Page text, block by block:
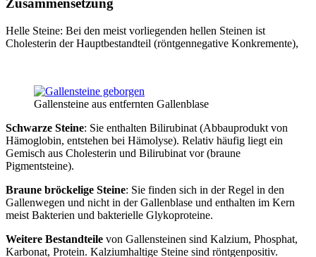
Zusammensetzung
Helle Steine: Bei den meist vorliegenden hellen Steinen ist
Cholesterin der Hauptbestandteil (röntgennegative Konkremente),
Gallensteine aus entfernten Gallenblase
Schwarze Steine: Sie enthalten Bilirubinat (Abbauprodukt von
Hämoglobin, entstehen bei Hämolyse). Relativ häufig liegt ein
Gemisch aus Cholesterin und Bilirubinat vor (braune
Pigmentsteine).
Braune bröckelige Steine: Sie finden sich in der Regel in den
Gallenwegen und nicht in der Gallenblase und enthalten im Kern
meist Bakterien und bakterielle Glykoproteine.
Weitere Bestandteile von Gallensteinen sind Kalzium, Phosphat,
Karbonat, Protein. Kalziumhaltige Steine sind röntgenpositiv.